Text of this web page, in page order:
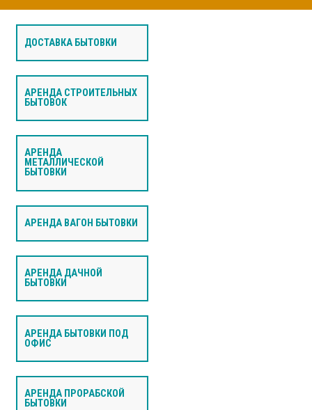
ДОСТАВКА БЫТОВКИ
АРЕНДА СТРОИТЕЛЬНЫХ
БЫТОВОК
АРЕНДА
МЕТАЛЛИЧЕСКОЙ
БЫТОВКИ
АРЕНДА ВАГОН БЫТОВКИ
АРЕНДА ДАЧНОЙ
БЫТОВКИ
АРЕНДА БЫТОВКИ ПОД
ОФИС
АРЕНДА ПРОРАБСКОЙ
БЫТОВКИ